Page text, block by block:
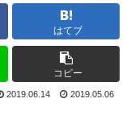
はてブ
コピー
2019.06.14 2019.05.06